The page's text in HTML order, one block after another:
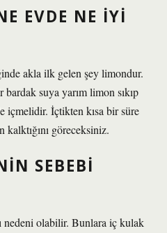
EVDE NE IYI
akla ilk gelen şey limondur.
suya yarım limon sıkıp
içmelidir. İçtikten kısa bir süre
göreceksiniz.
SEBEBI
nedeni olabilir. Bunlara iç kulak